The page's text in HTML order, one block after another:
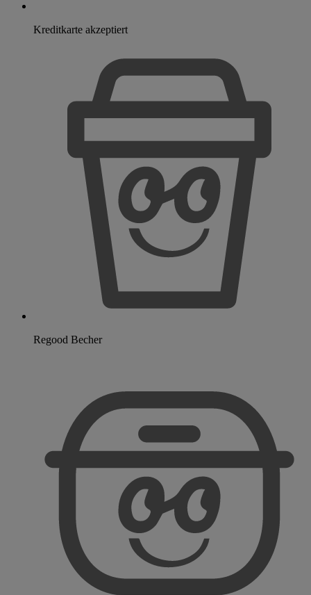
Kreditkarte akzeptiert
Regood Becher